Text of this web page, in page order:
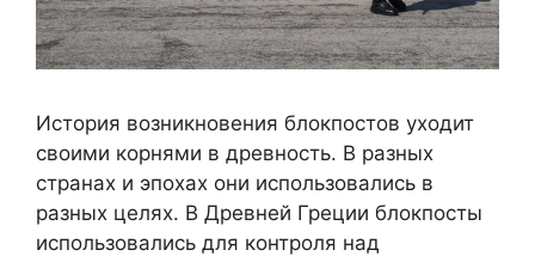
История возникновения блокпостов уходит
своими корнями в древность. В разных
странах и эпохах они использовались в
разных целях. В Древней Греции блокпосты
использовались для контроля над